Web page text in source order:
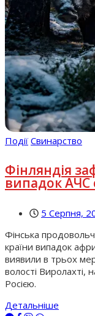
Події Свинарство
Фінляндія
випадок АЧС
5 Серпня,
Фінська
країни випадок
виявили в трьох
волості Виролахті,
Росією.
Детальніше